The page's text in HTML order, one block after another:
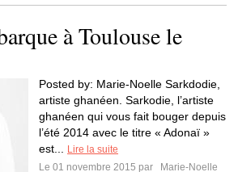
à Toulouse le
Posted by: Marie-Noelle Sarkdodie,
artiste ghanéen. Sarkodie, l’artiste
ghanéen qui vous fait bouger depuis
l’été 2014 avec le titre « Adonaï »
est...
Lire la suite
Le 01 novembre 2015 par
Marie-Noelle